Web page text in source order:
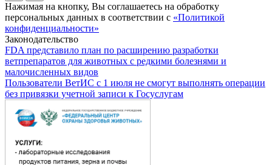
Нажимая на кнопку, Вы соглашаетесь на обработку
персональных данных в соответствии с «Политикой
конфиденциальности»
Законодательство
FDA представило план по расширению разработки
ветпрепаратов для животных с редкими болезнями и
малочисленных видов
Пользователи ВетИС с 1 июля не смогут выполнять операции
без привязки учетной записи к Госуслугам